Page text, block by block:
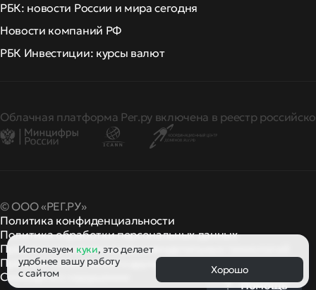
РБК: новости России и мира сегодня
Новости компаний РФ
РБК Инвестиции: курсы валют
Облачная платформа Рег.ру включена в реестр
© ООО «РЕГ.РУ»
Политика конфиденциальности
Политика обработки персональных данных
Правила применения рекомендательных технологий
Правила пользованияи другие
правила и политики
Сообщить о нарушении
Используем куки, это делает
удобнее вашу работу
с сайтом
Хорошо
Помощь